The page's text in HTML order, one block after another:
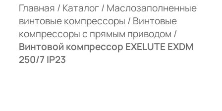
Главная / Каталог/ Маслозаполненные
винтовые компрессоры / Винтовые
компрессоры с прямым приводом /
Винтовой компрессор EXELUTE EXDM
250/7 IP23